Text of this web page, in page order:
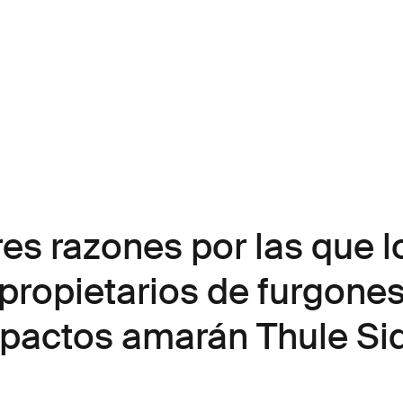
razones por las que
propietarios de
amarán Thule